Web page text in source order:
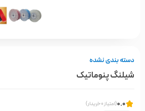
دسته بندی نشده
شیلنگ پنوماتیک
0.0(امتیاز 0 خریدار)